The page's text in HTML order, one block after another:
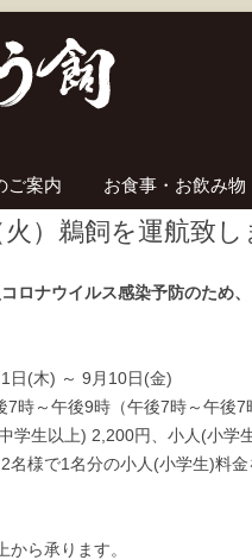
ご案内 お食事・お飲み物
）鵜飼を運航致し
ロナウイルス感染予防のため
日(木) ～ 9月10日(金)
7時～午後9時（午後7時～午後7
学生以上) 2,200円、小人(小学
様で1名分の小人(小学生)料金
から承ります。